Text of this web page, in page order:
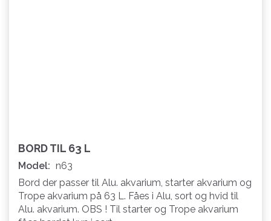
BORD TIL 63 L
Model: n63
Bord der passer til Alu. akvarium, starter akvarium og
Trope akvarium på 63 L. Fåes i Alu, sort og hvid til
Alu. akvarium. OBS ! Til starter og Trope akvarium